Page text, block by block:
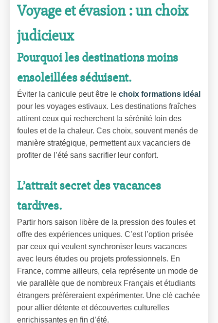
Voyage et évasion : un choix
judicieux
Pourquoi les destinations moins
ensoleillées séduisent.
Éviter la canicule peut être le choix formations idéal
pour les voyages estivaux. Les destinations fraîches
attirent ceux qui recherchent la sérénité loin des
foules et de la chaleur. Ces choix, souvent menés de
manière stratégique, permettent aux vacanciers de
profiter de l’été sans sacrifier leur confort.
L’attrait secret des vacances
tardives.
Partir hors saison libère de la pression des foules et
offre des expériences uniques. C’est l’option prisée
par ceux qui veulent synchroniser leurs vacances
avec leurs études ou projets professionnels. En
France, comme ailleurs, cela représente un mode de
vie parallèle que de nombreux Français et étudiants
étrangers préféreraient expérimenter. Une clé cachée
pour allier détente et découvertes culturelles
enrichissantes en fin d’été.